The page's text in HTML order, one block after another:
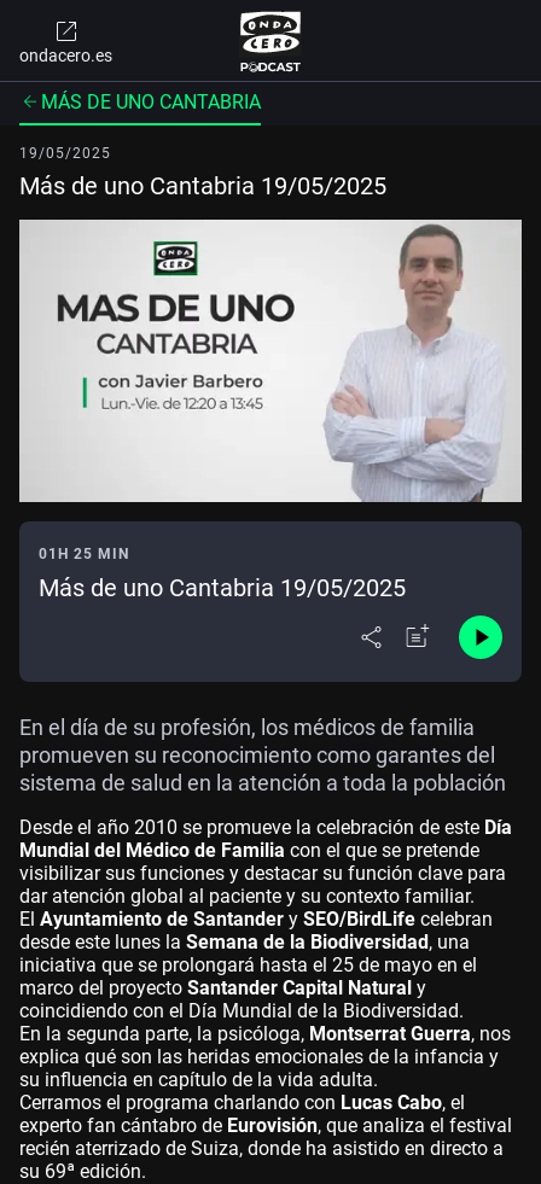
ondacero.es
MÁS DE UNO CANTABRIA
19/05/2025
Más de uno Cantabria 19/05/2025
01H 25 MIN
Más de uno Cantabria 19/05/2025
En el día de su profesión, los médicos de familia
promueven su reconocimiento como garantes del
sistema de salud en la atención a toda la población
Desde el año 2010 se promueve la celebración de este Día
Mundial del Médico de Familia con el que se pretende
visibilizar sus funciones y destacar su función clave para
dar atención global al paciente y su contexto familiar.
El Ayuntamiento de Santander y SEO/BirdLife celebran
desde este lunes la Semana de la Biodiversidad, una
iniciativa que se prolongará hasta el 25 de mayo en el
marco del proyecto Santander Capital Natural y
coincidiendo con el Día Mundial de la Biodiversidad.
En la segunda parte, la psicóloga, Montserrat Guerra, nos
explica qué son las heridas emocionales de la infancia y
su influencia en capítulo de la vida adulta.
Cerramos el programa charlando con Lucas Cabo, el
experto fan cántabro de Eurovisión, que analiza el festival
recién aterrizado de Suiza, donde ha asistido en directo a
su 69ª edición.